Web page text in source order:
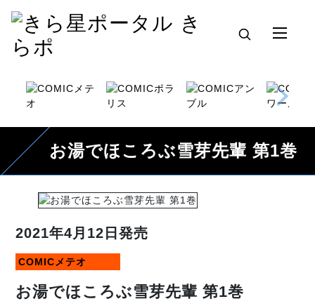
お湯でほころぶ雪芽先輩 第1巻
2021年4月12日発売
COMICメテオ
お湯でほころぶ雪芽先輩 第1巻